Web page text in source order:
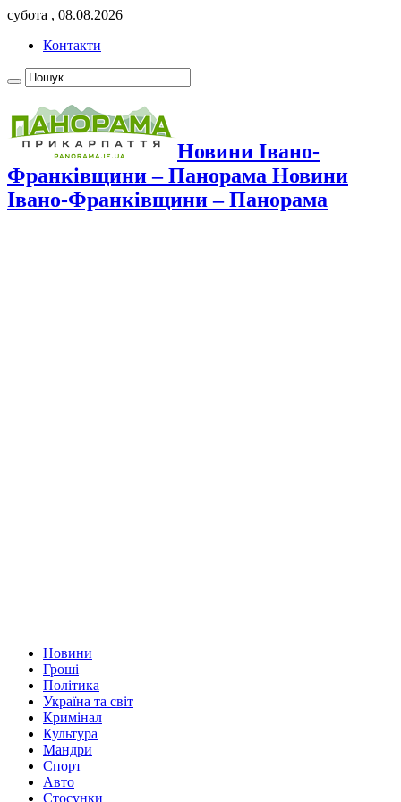
субота , 08.08.2026
Контакти
Новини Івано-
Франківщини – Панорама Новини
Івано-Франківщини – Панорама
Новини
Гроші
Політика
Україна та світ
Кримінал
Культура
Мандри
Спорт
Авто
Стосунки